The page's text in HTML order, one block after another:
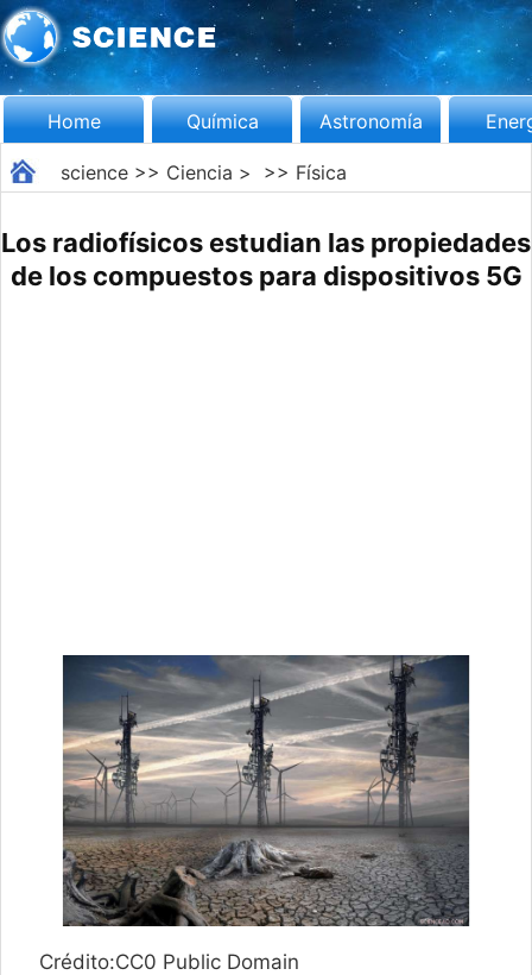
Home Química Astronomía
science>> Ciencia > >> Física
Los radiofísicos estudian las propiedades
de los compuestos para dispositivos 5G
Crédito:CC0 Public Domain